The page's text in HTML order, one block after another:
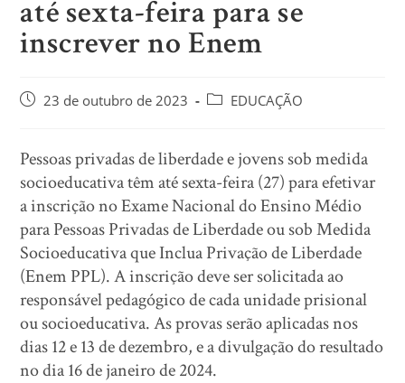
até sexta-feira para se
inscrever no Enem
23 de outubro de 2023 EDUCAÇÃO
Pessoas privadas de liberdade e jovens sob medida
socioeducativa têm até sexta-feira (27) para efetivar
a inscrição no Exame Nacional do Ensino Médio
para Pessoas Privadas de Liberdade ou sob Medida
Socioeducativa que Inclua Privação de Liberdade
(Enem PPL). A inscrição deve ser solicitada ao
responsável pedagógico de cada unidade prisional
ou socioeducativa. As provas serão aplicadas nos
dias 12 e 13 de dezembro, e a divulgação do resultado
no dia 16 de janeiro de 2024.